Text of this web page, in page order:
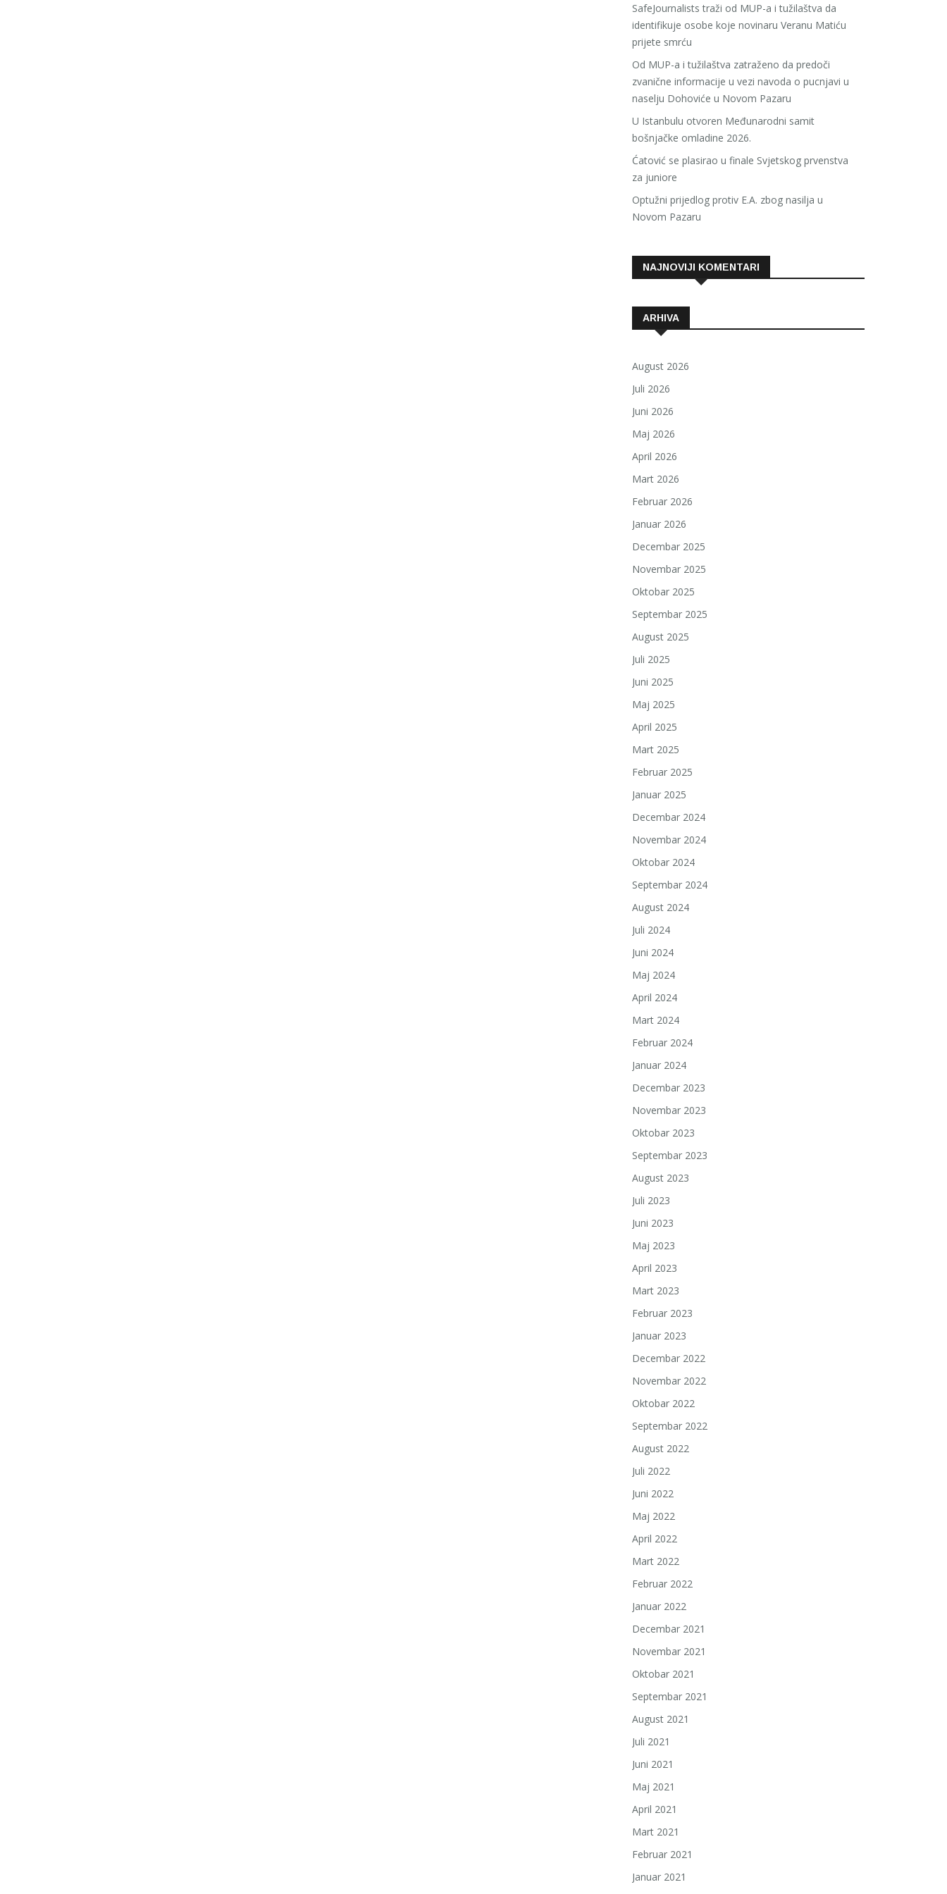
SafeJournalists traži od MUP-a i tužilaštva da
identifikuje osobe koje novinaru Veranu Matiću
prijete smrću
Od MUP-a i tužilaštva zatraženo da predoči
zvanične informacije u vezi navoda o pucnjavi u
naselju Dohoviće u Novom Pazaru
U Istanbulu otvoren Međunarodni samit
bošnjačke omladine 2026.
Ćatović se plasirao u finale Svjetskog prvenstva
za juniore
Optužni prijedlog protiv E.A. zbog nasilja u
Novom Pazaru
NAJNOVIJI KOMENTARI
ARHIVA
August 2026
Juli 2026
Juni 2026
Maj 2026
April 2026
Mart 2026
Februar 2026
Januar 2026
Decembar 2025
Novembar 2025
Oktobar 2025
Septembar 2025
August 2025
Juli 2025
Juni 2025
Maj 2025
April 2025
Mart 2025
Februar 2025
Januar 2025
Decembar 2024
Novembar 2024
Oktobar 2024
Septembar 2024
August 2024
Juli 2024
Juni 2024
Maj 2024
April 2024
Mart 2024
Februar 2024
Januar 2024
Decembar 2023
Novembar 2023
Oktobar 2023
Septembar 2023
August 2023
Juli 2023
Juni 2023
Maj 2023
April 2023
Mart 2023
Februar 2023
Januar 2023
Decembar 2022
Novembar 2022
Oktobar 2022
Septembar 2022
August 2022
Juli 2022
Juni 2022
Maj 2022
April 2022
Mart 2022
Februar 2022
Januar 2022
Decembar 2021
Novembar 2021
Oktobar 2021
Septembar 2021
August 2021
Juli 2021
Juni 2021
Maj 2021
April 2021
Mart 2021
Februar 2021
Januar 2021